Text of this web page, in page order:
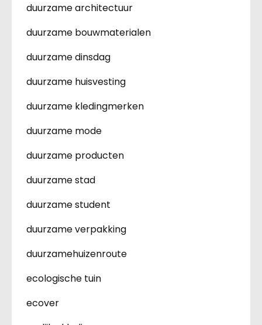
duurzame architectuur
duurzame bouwmaterialen
duurzame dinsdag
duurzame huisvesting
duurzame kledingmerken
duurzame mode
duurzame producten
duurzame stad
duurzame student
duurzame verpakking
duurzamehuizenroute
ecologische tuin
ecover